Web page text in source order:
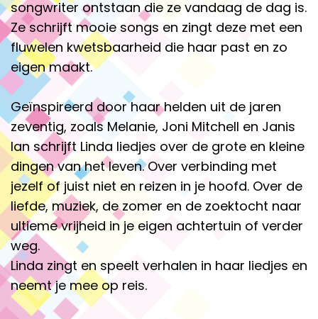
songwriter ontstaan die ze vandaag de dag is.
Ze schrijft mooie songs en zingt deze met een
fluwelen kwetsbaarheid die haar past en zo
eigen maakt.
Geïnspireerd door haar helden uit de jaren
zeventig, zoals Melanie, Joni Mitchell en Janis
Ian schrijft Linda liedjes over de grote en kleine
dingen van het leven. Over verbinding met
jezelf of juist niet en reizen in je hoofd. Over de
liefde, muziek, de zomer en de zoektocht naar
ultieme vrijheid in je eigen achtertuin of verder
weg.
Linda zingt en speelt verhalen in haar liedjes en
neemt je mee op reis.